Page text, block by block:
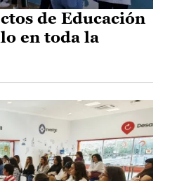
de Educación
en toda la